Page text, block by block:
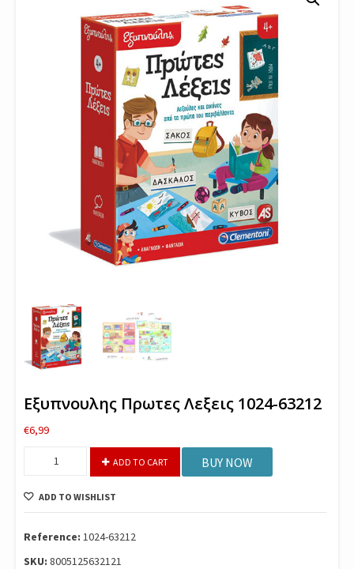
Εξυπνουλης Πρωτες Λεξεις 1024-63212
€6,99
1024-
quantity
ADD TO CART BUY NOW
ADD TO WISHLIST
Reference: 1024-63212
SKU: 8005125632121